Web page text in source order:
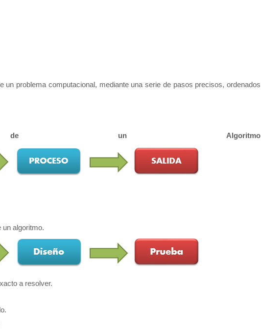
un problema computacional, mediante una serie de pasos precisos, ordenados
de un Algoritmo
un algoritmo.
a resolver.